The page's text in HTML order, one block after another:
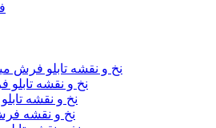
نخ و نقشه تابلو فرش
نخ و نقشه
نخ و نقشه
نخ و نقشه